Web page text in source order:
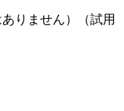
りません）（試用